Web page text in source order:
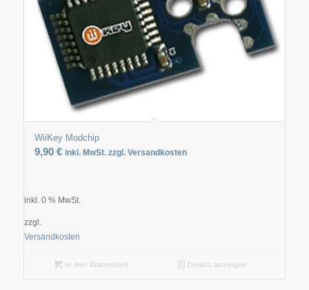
WiiKey Modchip
9,90 € inkl. MwSt. zzgl. Versandkosten
inkl. 0 % MwSt.
zzgl.
Versandkosten
In den Warenkorb Details anzeigen